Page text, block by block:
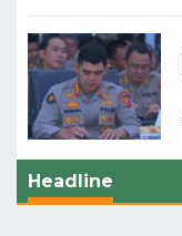
Headline